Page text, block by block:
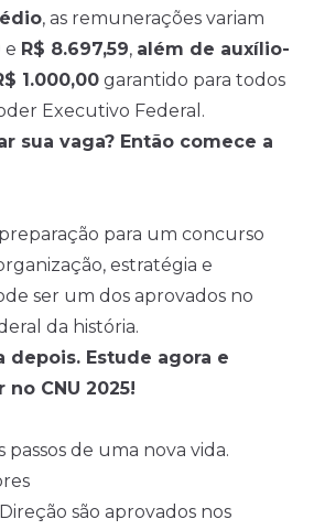
, as remunerações variam
e R$ 8.697,59, além de auxílio-
1.000,00 garantido para todos
Executivo Federal.
sua vaga? Então comece a
para um concurso
estratégia e
ser um dos aprovados no
da história.
depois. Estude agora e
CNU 2025!
passos de uma nova vida.
são aprovados nos